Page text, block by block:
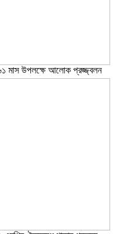
মাস উপলক্ষে আলোক প্রজ্জ্বলন